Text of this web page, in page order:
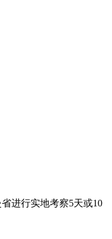
进行实地考察5天或10